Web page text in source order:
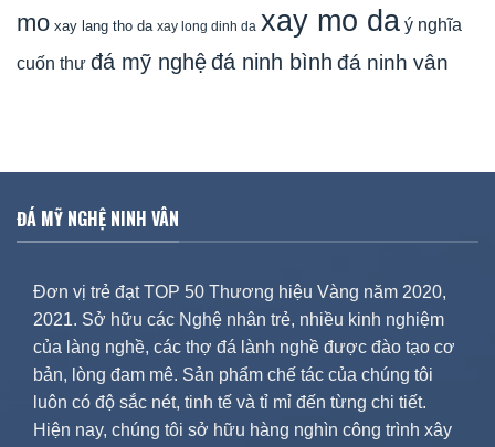
mo xay lang tho da xay long dinh da xay mo da ý nghĩa
cuốn thư đá mỹ nghệđá ninh bình đá ninh vân
ĐÁ MỸ NGHỆ NINH VÂN
Đơn vị trẻ đạt TOP 50 Thương hiệu Vàng năm 2020,
2021. Sở hữu các Nghệ nhân trẻ, nhiều kinh nghiệm
của làng nghề, các thợ đá lành nghề được đào tạo cơ
bản, lòng đam mê. Sản phẩm chế tác của chúng tôi
luôn có độ sắc nét, tinh tế và tỉ mỉ đến từng chi tiết.
Hiện nay, chúng tôi sở hữu hàng nghìn công trình xây